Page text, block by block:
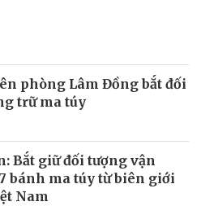
phòng Lâm Đồng bắt đối
trữ ma túy
Bắt giữ đối tượng vận
bánh ma túy từ biên giới
Nam